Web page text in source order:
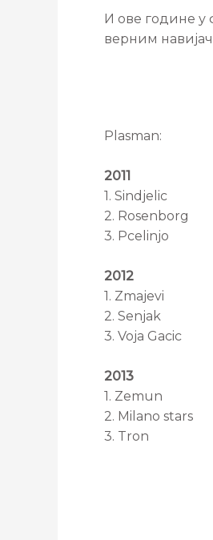
И ове године у
верним
Plasman:
2011
1. Sindjelic
2. Rosenborg
3. Pcelinjo
2012
1. Zmajevi
2. Senjak
3. Voja Gacic
2013
1. Zemun
2. Milano stars
3. Tron